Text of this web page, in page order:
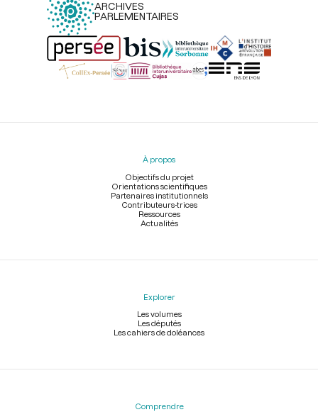
ARCHIVES
PARLEMENTAIRES
Menu
À propos
Objectifs du projet
Orientations scientifiques
Partenaires institutionnels
Contributeurs-trices
Ressources
Actualités
Explorer
Les volumes
Les députés
Les cahiers de doléances
Comprendre